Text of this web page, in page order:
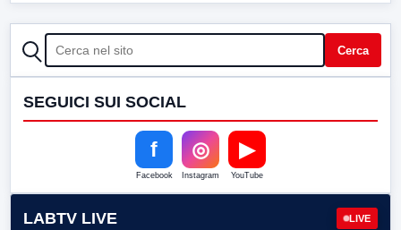
CERCA Cerca
SEGUICI SUI SOCIAL
f
Facebook
◎
Instagram
▶
YouTube
LABTV LIVE LIVE